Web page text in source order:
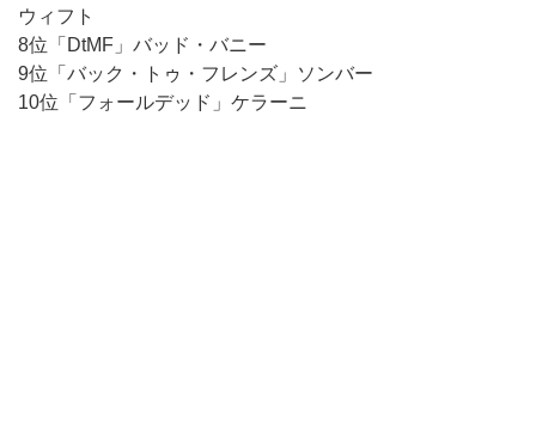
ウィフト
8位「DtMF」バッド・バニー
9位「バック・トゥ・フレンズ」ソンバー
10位「フォールデッド」ケラーニ